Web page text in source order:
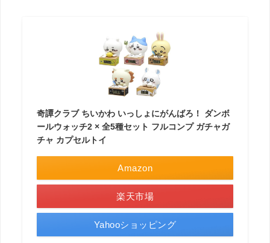
奇譚クラブ ちいかわ いっしょにがんばろ！ ダンボ
ールウォッチ2 × 全5種セット フルコンプ ガチャガ
チャ カプセルトイ
Amazon
楽天市場
Yahooショッピング